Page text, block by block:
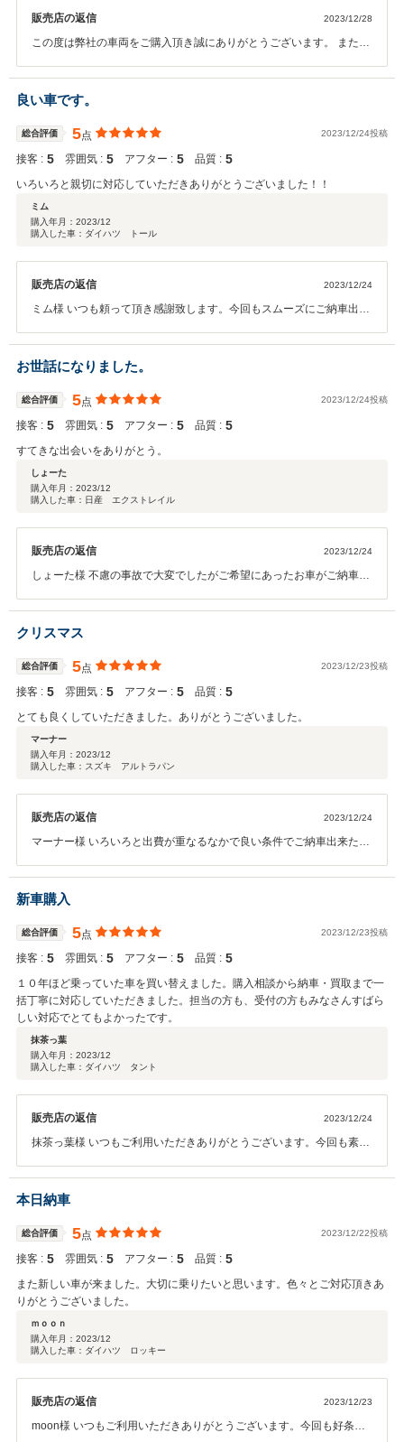
販売店の返信 2023/12/28
この度は弊社の車両をご購入頂き誠にありがとうございます。 またこ
サポートさせて頂きますので 何かお困りごとが起きた際はお気軽にご
連絡くださいませ。
良い車です。
総合評価 5点 2023/12/24投稿
接客 : 5 雰囲気 : 5 アフター : 5 品質 : 5
いろいろと親切に対応していただきありがとうございました！！
ミム
購入年月： 2023/12
購入した車：ダイハツ トール
販売店の返信 2023/12/24
ミム様 いつも頼って頂き感謝致します。今回もスムーズにご納車出来
カーライフをお楽しみください。いつもありがとうございます！！
お世話になりました。
総合評価 5点 2023/12/24投稿
接客 : 5 雰囲気 : 5 アフター : 5 品質 : 5
すてきな出会いをありがとう。
しょーた
購入年月： 2023/12
購入した車：日産 エクストレイル
販売店の返信 2023/12/24
しょーた様 不慮の事故で大変でしたがご希望にあったお車がご納車で
思います。また近くに来られた際は遊びに来てくださいね。ありがと
うございました！！
クリスマス
総合評価 5点 2023/12/23投稿
接客 : 5 雰囲気 : 5 アフター : 5 品質 : 5
とても良くしていただきました。ありがとうございました。
マーナー
購入年月： 2023/12
購入した車：スズキ アルトラパン
販売店の返信 2023/12/24
マーナー様 いろいろと出費が重なるなかで良い条件でご納車出来たか
けたら何よりです。今後もしっかりフォローさせていただきますので
安心してカーライフをお楽しみください。ありがとうございまし
た！！
新車購入
総合評価 5点 2023/12/23投稿
接客 : 5 雰囲気 : 5 アフター : 5 品質 : 5
１０年ほど乗っていた車を買い替えました。購入相談から納車・買取まで一
括丁寧に対応していただきました。担当の方も、受付の方もみなさんすばら
しい対応でとてもよかったです。
抹茶っ葉
購入年月： 2023/12
購入した車：ダイハツ タント
販売店の返信 2023/12/24
抹茶っ葉様 いつもご利用いただきありがとうございます。今回も素敵
何かあったときはしっかりフォローさせていただきますので末永くよ
ろしくお願い致します。ありがとうございました！！
本日納車
総合評価 5点 2023/12/22投稿
接客 : 5 雰囲気 : 5 アフター : 5 品質 : 5
また新しい車が来ました。大切に乗りたいと思います。色々とご対応頂きあ
りがとうございました。
ｍｏｏｎ
購入年月： 2023/12
購入した車：ダイハツ ロッキー
販売店の返信 2023/12/23
moon様 いつもご利用いただきありがとうございます。今回も好条件